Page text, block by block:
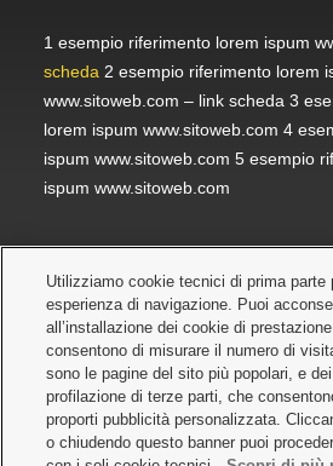
1 esempio riferimento lorem ispum
scheda 2 esempio riferimento lorem
www.sitoweb.com – link scheda 3
lorem ispum www.sitoweb.com 4
ispum www.sitoweb.com 5 esempio
ispum www.sitoweb.com
Utilizziamo cookie tecnici di prima parte
esperienza di navigazione. Puoi
all’installazione dei cookie di
consentono di misurare il numero di
sono le pagine del sito più popolari, e
profilazione di terze parti, che
proporti pubblicità personalizzata.
o chiudendo questo banner puoi